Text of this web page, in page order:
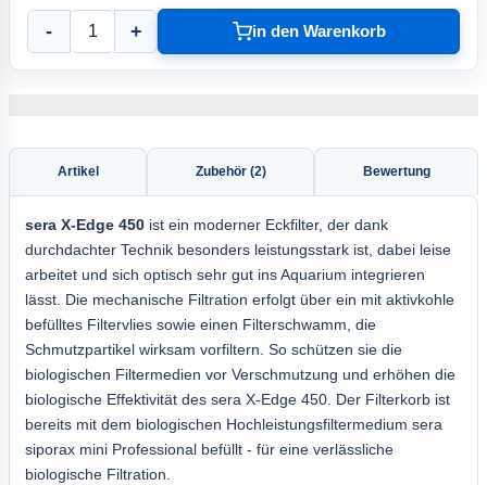
- + in den Warenkorb
Artikel Zubehör (2) Bewertung
sera X-Edge 450 ist ein moderner Eckfilter, der dank
durchdachter Technik besonders leistungsstark ist, dabei leise
arbeitet und sich optisch sehr gut ins Aquarium integrieren
lässt. Die mechanische Filtration erfolgt über ein mit aktivkohle
befülltes Filtervlies sowie einen Filterschwamm, die
Schmutzpartikel wirksam vorfiltern. So schützen sie die
biologischen Filtermedien vor Verschmutzung und erhöhen die
biologische Effektivität des sera X-Edge 450. Der Filterkorb ist
bereits mit dem biologischen Hochleistungsfiltermedium sera
siporax mini Professional befüllt - für eine verlässliche
biologische Filtration.